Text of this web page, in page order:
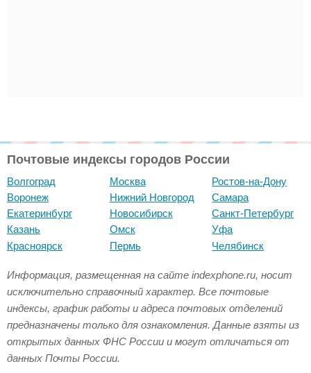
Почтовые индексы городов России
Волгоград
Воронеж
Екатеринбург
Казань
Красноярск
Москва
Нижний Новгород
Новосибирск
Омск
Пермь
Ростов-на-Дону
Самара
Санкт-Петербург
Уфа
Челябинск
Информация, размещенная на сайте indexphone.ru, носит
исключительно справочный характер. Все почтовые
индексы, график работы и адреса почтовых отделений
предназначены только для ознакомления. Данные взяты из
открытых данных ФНС России и могут отличаться от
данных Почты России.